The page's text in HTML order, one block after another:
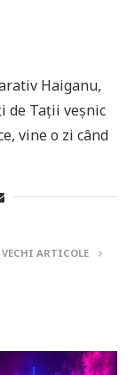
Haiganu,
de Tații veșnic
vine o zi când
ARTICOLE